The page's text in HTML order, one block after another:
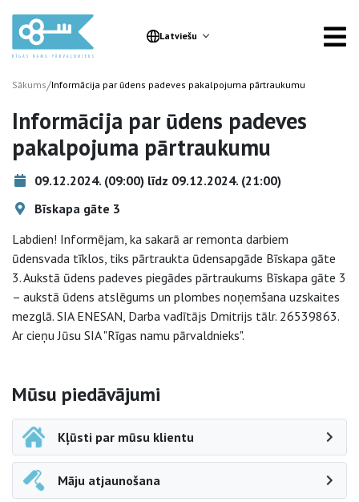
Latviešu
Sākums/Informācija par ūdens padeves pakalpojuma pārtraukumu
Informācija par ūdens padeves
pakalpojuma pārtraukumu
09.12.2024. (09:00) līdz 09.12.2024. (21:00)
Bīskapa gāte 3
Labdien! Informējam, ka sakarā ar remonta darbiem
ūdensvada tīklos, tiks pārtraukta ūdensapgāde Bīskapa gāte
3. Aukstā ūdens padeves piegādes pārtraukums Bīskapa gāte 3
– aukstā ūdens atslēgums un plombes noņemšana uzskaites
mezglā. SIA ENESAN, Darba vadītājs Dmitrijs tālr. 26539863.
Ar cieņu Jūsu SIA "Rīgas namu pārvaldnieks".
Sāna navigācija
Mūsu piedāvājumi
Kļūsti par mūsu klientu
Māju atjaunošana